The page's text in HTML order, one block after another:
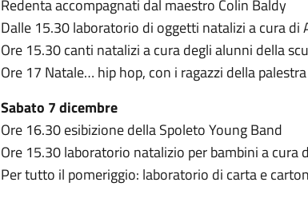
Redenta accompagnati dal maestro Colin Baldy
Dalle 15.30 laboratorio di oggetti natalizi a cura di
Ore 15.30 canti natalizi a cura degli alunni della
Ore 17 Natale… hip hop, con i ragazzi della
Sabato 7 dicembre
Ore 16.30 esibizione della Spoleto Young Band
Ore 15.30 laboratorio natalizio per bambini a cura
Per tutto il pomeriggio: laboratorio di carta e